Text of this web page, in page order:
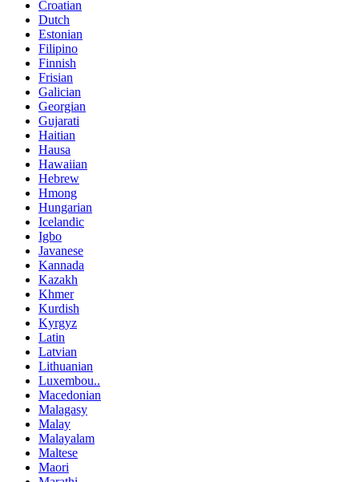
Croatian
Dutch
Estonian
Filipino
Finnish
Frisian
Galician
Georgian
Gujarati
Haitian
Hausa
Hawaiian
Hebrew
Hmong
Hungarian
Icelandic
Igbo
Javanese
Kannada
Kazakh
Khmer
Kurdish
Kyrgyz
Latin
Latvian
Lithuanian
Luxembou..
Macedonian
Malagasy
Malay
Malayalam
Maltese
Maori